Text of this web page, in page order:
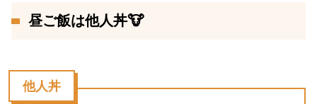
昼ご飯は他人丼🐮
他人丼